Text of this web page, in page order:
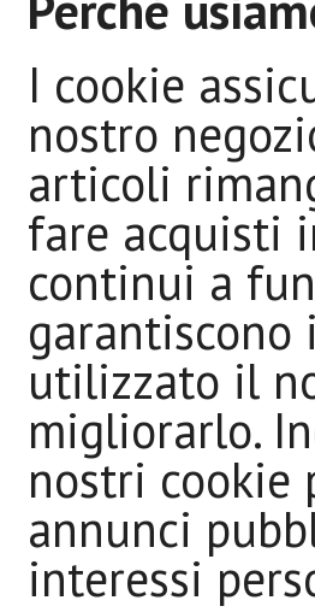
I cookie
nostro
articoli
fare acquisti
continui a
garantiscono
utilizzato il
migliorarlo.
nostri cookie
annunci
interessi